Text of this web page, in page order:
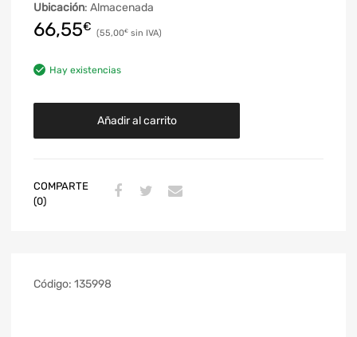
Ubicación: Almacenada
66,55€ 55,00€
Hay existencias
Añadir al carrito
COMPARTE
(0)
Código: 135998